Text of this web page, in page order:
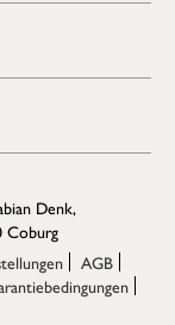
Denk,
Coburg
AGB